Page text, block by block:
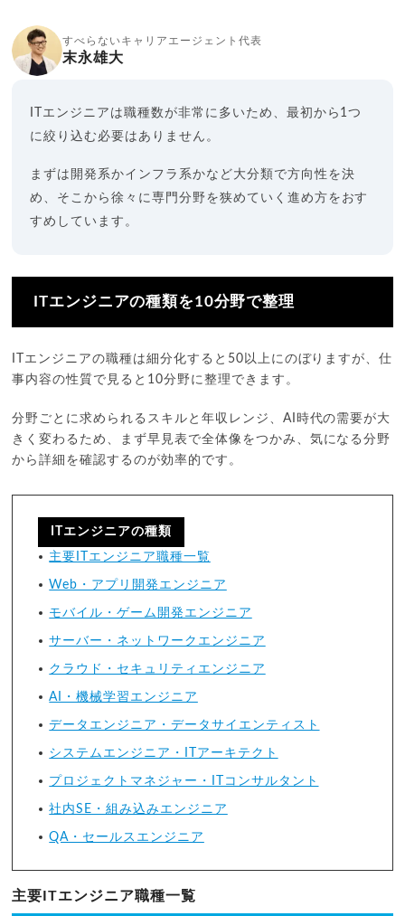
すべらないキャリアエージェント代表
末永雄大
ITエンジニアは職種数が非常に多いため、最初から1つ
に絞り込む必要はありません。
まずは開発系かインフラ系かなど大分類で方向性を決
め、そこから徐々に専門分野を狭めていく進め方をおす
すめしています。
ITエンジニアの種類を10分野で整理
ITエンジニアの職種は細分化すると50以上にのぼりますが、仕
事内容の性質で見ると10分野に整理できます。
分野ごとに求められるスキルと年収レンジ、AI時代の需要が大
きく変わるため、まず早見表で全体像をつかみ、気になる分野
から詳細を確認するのが効率的です。
ITエンジニアの種類
主要ITエンジニア職種一覧
Web・アプリ開発エンジニア
モバイル・ゲーム開発エンジニア
サーバー・ネットワークエンジニア
クラウド・セキュリティエンジニア
AI・機械学習エンジニア
データエンジニア・データサイエンティスト
システムエンジニア・ITアーキテクト
プロジェクトマネジャー・ITコンサルタント
社内SE・組み込みエンジニア
QA・セールスエンジニア
主要ITエンジニア職種一覧